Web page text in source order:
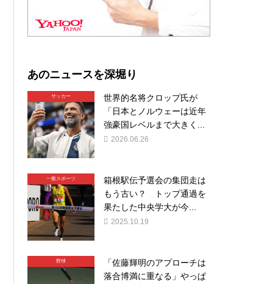
あのニュースを深堀り
サッカー
世界的名将クロップ氏が
「日本とノルウェーは近年
強豪国レベルまで大きく...
2026.06.26
一般スポーツ
箱根駅伝予選会の集団走は
もう古い？ トップ通過を
果たした中央学大が今...
2025.10.19
野球
「佐藤輝明のアプローチは
落合博満に重なる」やっぱ